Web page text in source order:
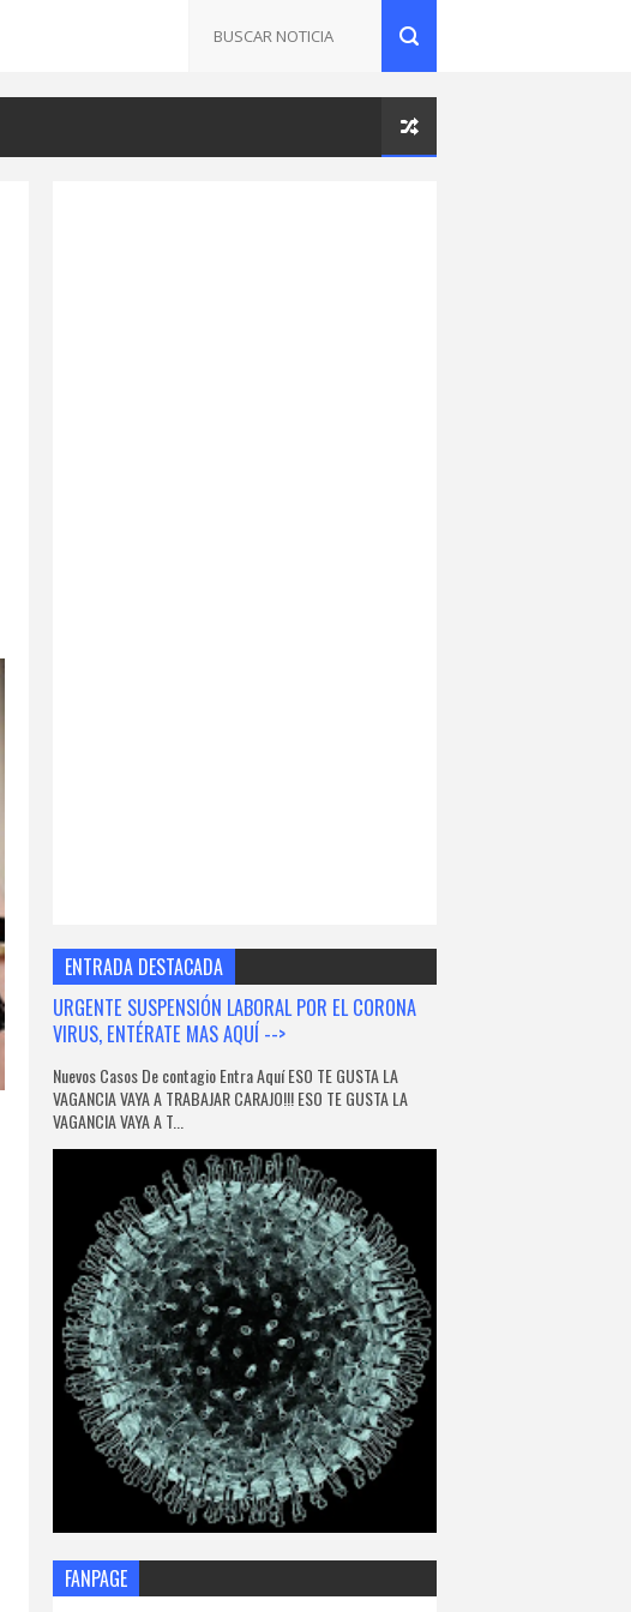
ENTRADA DESTACADA
URGENTE SUSPENSIÓN LABORAL POR EL CORONA
VIRUS, ENTÉRATE MAS AQUÍ -->
Nuevos Casos De contagio Entra Aquí ESO TE GUSTA LA
VAGANCIA VAYA A TRABAJAR CARAJO!!! ESO TE GUSTA LA
VAGANCIA VAYA A T...
FANPAGE